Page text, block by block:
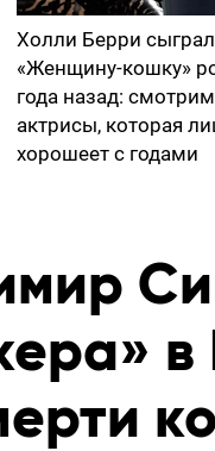
Холли Берри
«Женщину-кошку»
года назад:
актрисы, которая
хорошеет с годами
в